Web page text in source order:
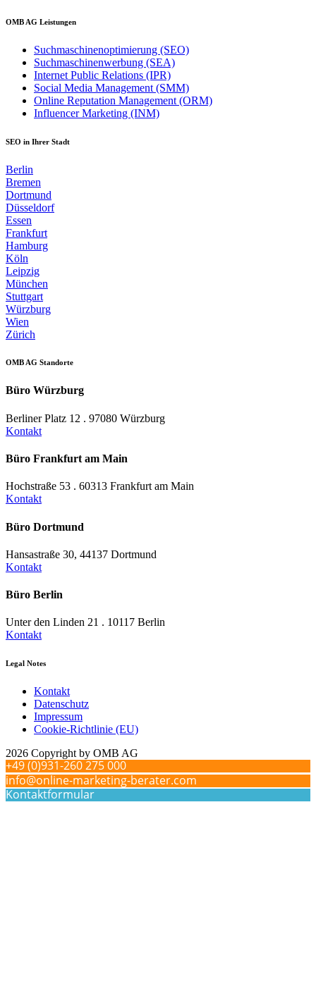
OMB AG Leistungen
Suchmaschinenoptimierung (SEO)
Suchmaschinenwerbung (SEA)
Internet Public Relations (IPR)
Social Media Management (SMM)
Online Reputation Management (ORM)
Influencer Marketing (INM)
SEO in Ihrer Stadt
Berlin
Bremen
Dortmund
Düsseldorf
Essen
Frankfurt
Hamburg
Köln
Leipzig
München
Stuttgart
Würzburg
Wien
Zürich
OMB AG Standorte
Büro Würzburg
Berliner Platz 12 . 97080 Würzburg
Kontakt
Büro Frankfurt am Main
Hochstraße 53 . 60313 Frankfurt am Main
Kontakt
Büro Dortmund
Hansastraße 30, 44137 Dortmund
Kontakt
Büro Berlin
Unter den Linden 21 . 10117 Berlin
Kontakt
Legal Notes
Kontakt
Datenschutz
Impressum
Cookie-Richtlinie (EU)
2026 Copyright by OMB AG
+49 (0)931-260 275 000
info@online-marketing-berater.com
Kontaktformular